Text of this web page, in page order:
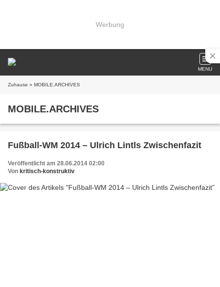
Werbung
MENU
Zuhause » MOBILE.ARCHIVES
MOBILE.ARCHIVES
Fußball-WM 2014 – Ulrich Lintls Zwischenfazit
Veröffentlicht am 28.06.2014 02:00
Von kritisch-konstruktiv